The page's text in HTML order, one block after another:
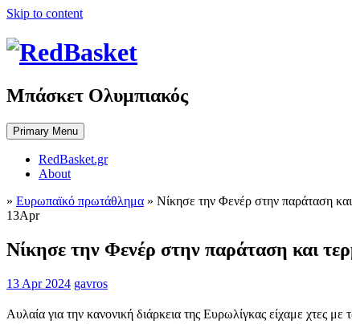
Skip to content
Μπάσκετ Ολυμπιακός
Primary Menu
RedBasket.gr
About
» Ευρωπαϊκό πρωτάθλημα » Νίκησε την Φενέρ στην παράταση
13Apr
Νίκησε την Φενέρ στην παράταση και
13 Apr 2024 gavros
Αυλαία για την κανονική διάρκεια της Ευρωλίγκας είχαμε χτες με